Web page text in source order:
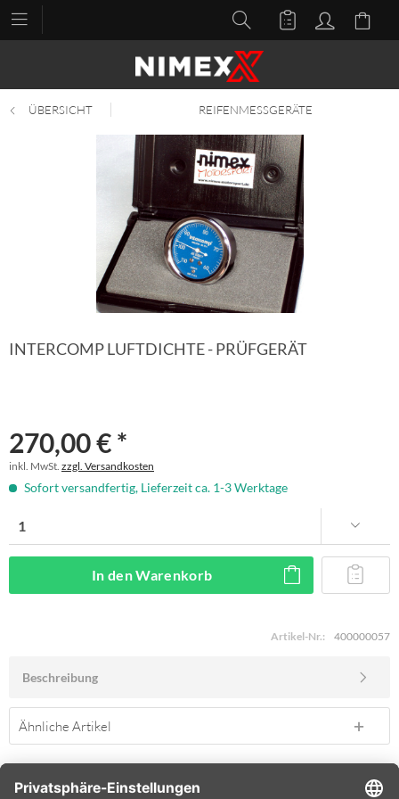
ÜBERSICHT REIFENMESSGERÄTE
INTERCOMP LUFTDICHTE - PRÜFGERÄT
270,00 € *
inkl. MwSt. zzgl. Versandkosten
Sofort versandfertig, Lieferzeit ca. 1-3 Werktage
In denWarenkorb
Artikel-Nr.: 400000057
Beschreibung
Ähnliche Artikel
SERVICE HOTLINE